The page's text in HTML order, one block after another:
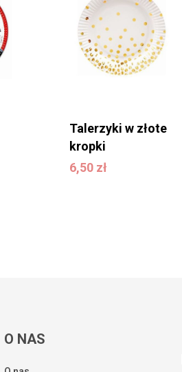
Talerzyki w złote
kropki
6,50 zł
6,50zł
O NAS